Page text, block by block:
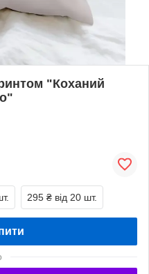
"Коханий
295 ₴ від 20 шт.